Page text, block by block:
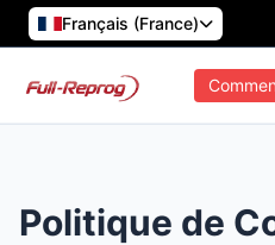
Français (France)
Politique de